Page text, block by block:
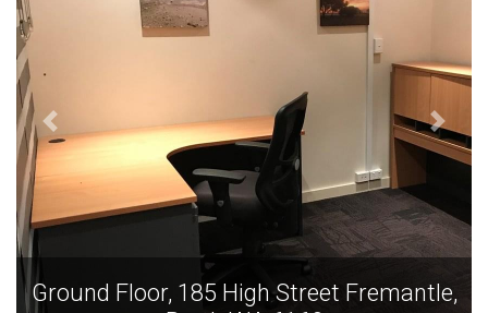
Ground Floor, 185 High Street Fremantle,